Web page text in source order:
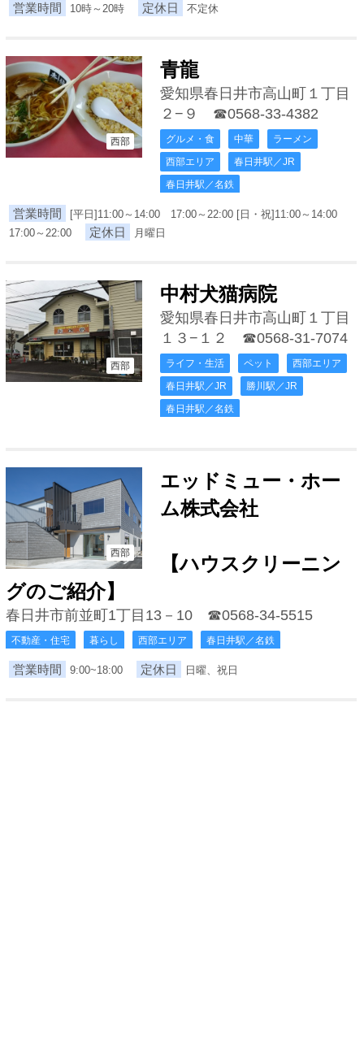
営業時間 10時～20時 定休日 不定休
西部
青龍
愛知県春日井市高山町１丁目
２−９ ☎0568-33-4382
グルメ・食 中華
ラーメン
西部エリア
春日井駅／JR
春日井駅／名鉄
営業時間
[平日]11:00～14:00 17:00～22:00 [日・祝]11:00～14:00
17:00～22:00
定休日 月曜日
西部
中村犬猫病院
愛知県春日井市高山町１丁目
１３−１２ ☎0568-31-7074
ライフ・生活 ペット
西部エリア
春日井駅／JR
勝川駅／JR
春日井駅／名鉄
西部
エッドミュー・ホー
ム株式会社
【ハウスクリーニン
グのご紹介】
春日井市前並町1丁目13－10 ☎0568-34-5515
不動産・住宅 暮らし 西部エリア 春日井駅／名鉄
営業時間 9:00~18:00 定休日 日曜、祝日